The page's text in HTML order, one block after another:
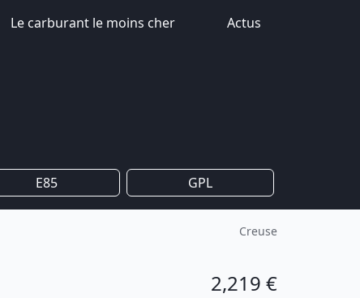
Le carburant le moins cher Actus
E85 GPL
Creuse
2,219 €